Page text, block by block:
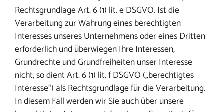
Rechtsgrundlage Art. 6 (1) lit. e DSGVO. Ist die
Verarbeitung zur Wahrung eines berechtigten
Interesses unseres Unternehmens oder eines Dritten
erforderlich und überwiegen Ihre Interessen,
Grundrechte und Grundfreiheiten unser Interesse
nicht, so dient Art. 6 (1) lit. f DSGVO („berechtigtes
Interesse“) als Rechtsgrundlage für die Verarbeitung.
In diesem Fall werden wir Sie auch über unsere